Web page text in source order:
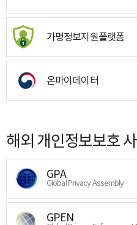
가명정보지원플랫폼
온마이데이터
해외 개인정보보호
GPA
Global Privacy Assembly
GPEN